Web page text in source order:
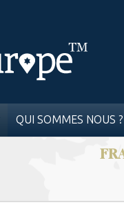
QUI SOMMES NOUS ?